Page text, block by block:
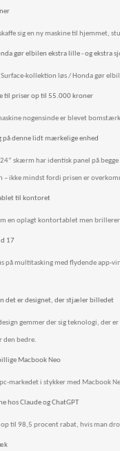
sig en ny maskine til hjemmet,
gør elbilen ekstra lille - og ekstra
kollektion løs / Honda gør
til priser op til 55.000 kroner
nogensinde er blevet
på denne lidt mærkelige enhed
skærm har identisk panel på
– ikke mindst fordi prisen er
til kontoret
en oplagt kontortablet men
17
på multitasking med flydende app-
det er designet, der stjæler billedet
gemmer der sig teknologi, der
den bedre.
Macbook Neo
markedet i stykker med Macbook
hos Claude og ChatGPT
op til 98,5 procent rabat, hvis man